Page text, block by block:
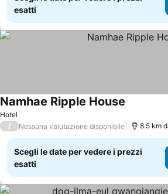
esatti
Hotel
Namhae Ripple House
/ Nessuna valutazione disponibile 8.5 km
Scegli le date per vedere i prezzi
esatti